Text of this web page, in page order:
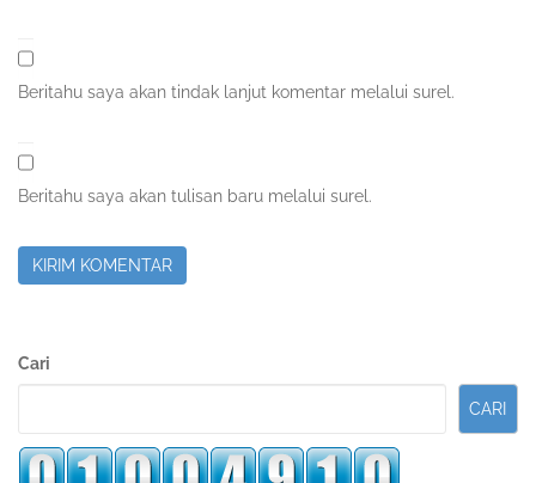
Beritahu saya akan tindak lanjut komentar melalui surel.
Beritahu saya akan tulisan baru melalui surel.
Sidebar
Cari
CARI